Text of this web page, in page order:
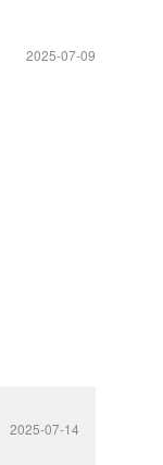
2025-07-09
2025-07-14